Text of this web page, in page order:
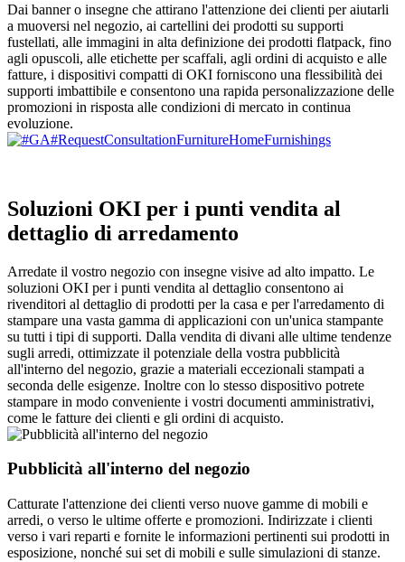
Dai banner o insegne che attirano l'attenzione dei clienti per aiutarli
a muoversi nel negozio, ai cartellini dei prodotti su supporti
fustellati, alle immagini in alta definizione dei prodotti flatpack, fino
agli opuscoli, alle etichette per scaffali, agli ordini di acquisto e alle
fatture, i dispositivi compatti di OKI forniscono una flessibilità dei
supporti imbattibile e consentono una rapida personalizzazione delle
promozioni in risposta alle condizioni di mercato in continua
evoluzione.
Soluzioni OKI per i punti vendita al
dettaglio di arredamento
Arredate il vostro negozio con insegne visive ad alto impatto. Le
soluzioni OKI per i punti vendita al dettaglio consentono ai
rivenditori al dettaglio di prodotti per la casa e per l'arredamento di
stampare una vasta gamma di applicazioni con un'unica stampante
su tutti i tipi di supporti. Dalla vendita di divani alle ultime tendenze
sugli arredi, ottimizzate il potenziale della vostra pubblicità
all'interno del negozio, grazie a materiali eccezionali stampati a
seconda delle esigenze. Inoltre con lo stesso dispositivo potrete
stampare in modo conveniente i vostri documenti amministrativi,
come le fatture dei clienti e gli ordini di acquisto.
Pubblicità all'interno del negozio
Catturate l'attenzione dei clienti verso nuove gamme di mobili e
arredi, o verso le ultime offerte e promozioni. Indirizzate i clienti
verso i vari reparti e fornite le informazioni pertinenti sui prodotti in
esposizione, nonché sui set di mobili e sulle simulazioni di stanze.